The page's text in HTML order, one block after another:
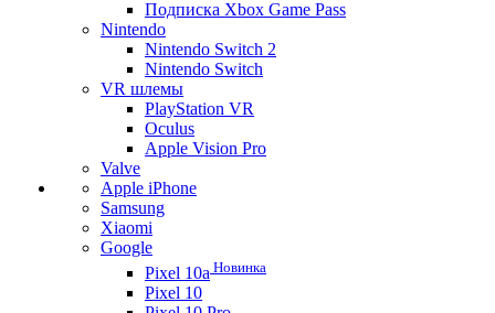
Подписка Xbox Game Pass
Nintendo
Nintendo Switch 2
Nintendo Switch
VR шлемы
PlayStation VR
Oculus
Apple Vision Pro
Valve
Apple iPhone
Samsung
Xiaomi
Google
Pixel 10a Новинка
Pixel 10